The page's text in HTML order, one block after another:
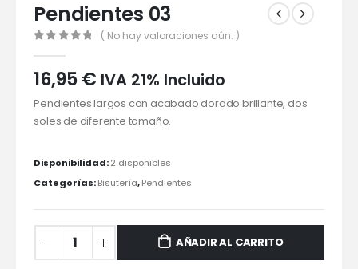
Pendientes 03
( No hay valoraciones aún. )
16,95€ IVA 21% Incluido
Pendientes largos con acabado dorado brillante, dos
soles de diferente tamaño.
Disponibilidad:2 disponibles
Categorías:Bisutería,Pendientes
AÑADIR AL CARRITO